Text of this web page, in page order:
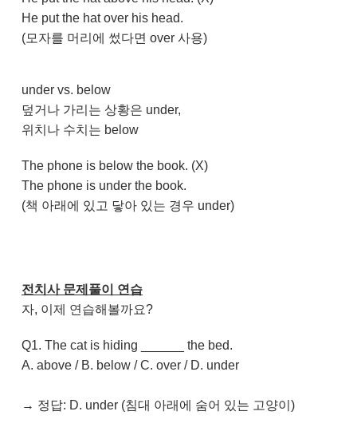
He put the hat over his head.
(모자를 머리에 썼다면 over 사용)
under vs. below
덮거나 가리는 상황은 under,
위치나 수치는 below
The phone is below the book. (X)
The phone is under the book.
(책 아래에 있고 닿아 있는 경우 under)
전치사 문제풀이 연습
자, 이제 연습해볼까요?
Q1. The cat is hiding ______ the bed.
A. above / B. below / C. over / D. under
→ 정답: D. under (침대 아래에 숨어 있는 고양이)